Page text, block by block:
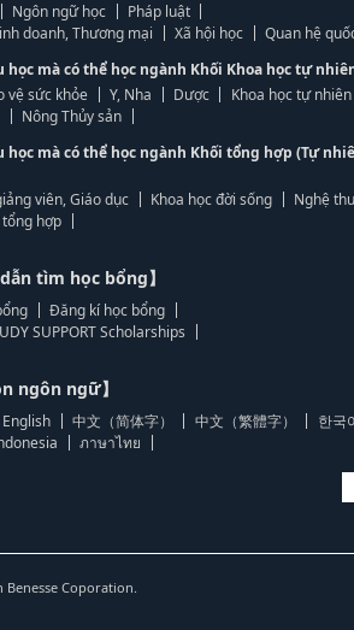
Ngôn ngữ học
Pháp luật
doanh, Thương mại
Xã hội học
Quan hệ
học mà có thể học ngành Khối Khoa học tự
vệ sức khỏe
Y, Nha Dược
Khoa học tự nhiên
Nông Thủy sản
học mà có thể học ngành Khối tổng hợp (Tự
viên, Giáo dục
Khoa học đời sống
Nghệ
tổng hợp
tìm học bổng】
Đăng kí học bổng
SUPPORT Scholarships
ngôn ngữ】
English 中文（简体字） 中文（繁體字）
한국
ภาษาไทย
Benesse Coporation.